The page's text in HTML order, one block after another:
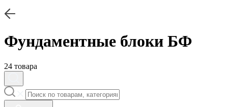
Фундаментные блоки БФ
24 товара